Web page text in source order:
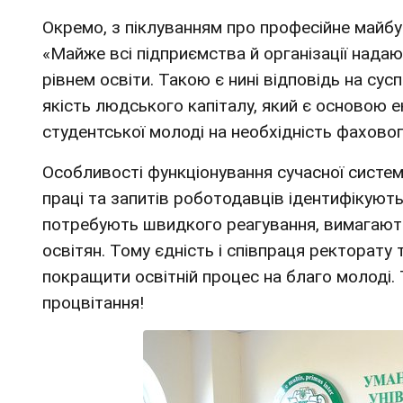
Окремо, з піклуванням про професійне
«Майже всі підприємства й організації
рівнем освіти. Такою є нині відповідь на
якість людського капіталу, який є основою
студентської молоді на необхідність
Особливості функціонування сучасної
праці та запитів роботодавців
потребують швидкого реагування,
освітян. Тому єдність і співпраця
покращити освітній процес на благо молоді.
процвітання!